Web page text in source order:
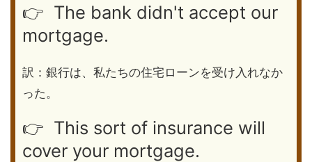
👉 The bank didn't accept our
mortgage.
訳：銀行は、私たちの住宅ローンを受け入れなか
った。
👉 This sort of insurance will
cover your mortgage.